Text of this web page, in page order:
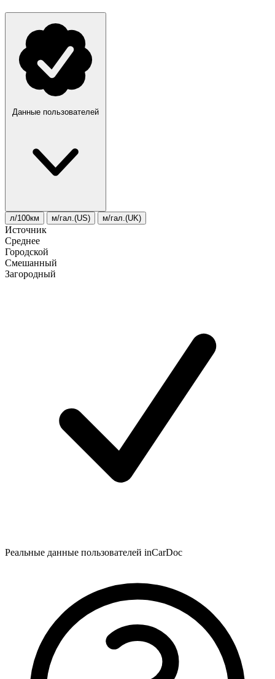
Данные пользователей
л/100км м/гал.(US) м/гал.(UK)
Источник
Среднее
Городской
Смешанный
Загородный
Реальные данные пользователей inCarDoc